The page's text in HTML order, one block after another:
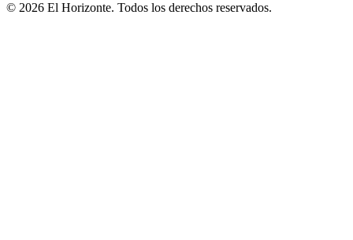
© 2026 El Horizonte. Todos los derechos reservados.